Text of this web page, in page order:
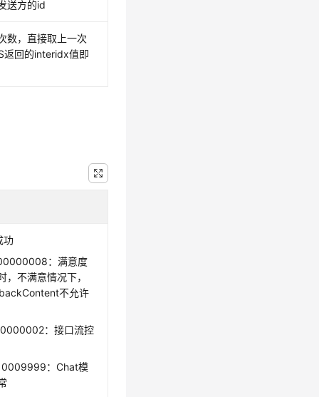
送方的id
数，直接取上一次
返回的interidx值即
功
：满意度
，不满意情况下，
不允许
：接口流控
：Chat模